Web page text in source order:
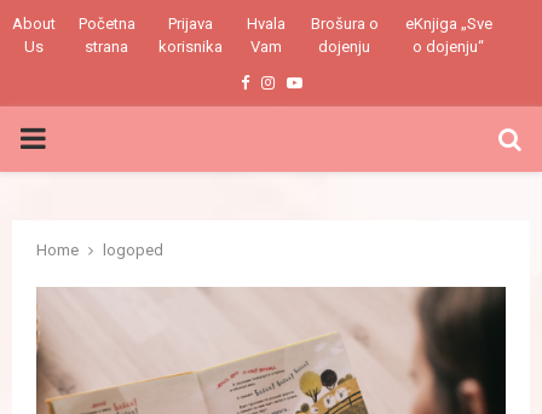
About
Us
Početna
strana
Prijava
korisnika
Hvala
Vam
Brošura o
dojenju
eKnjiga „Sve
o dojenju“
Facebook
Instagram
Youtube
PRIMARY
Home logoped